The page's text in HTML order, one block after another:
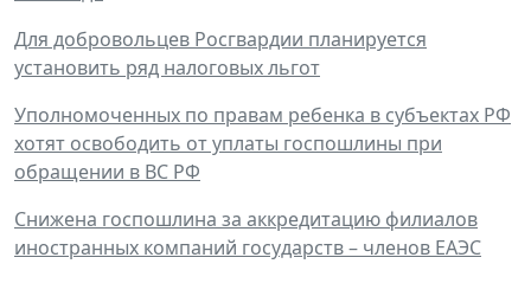
Для добровольцев Росгвардии планируется
установить ряд налоговых льгот
Уполномоченных по правам ребенка в субъектах РФ
хотят освободить от уплаты госпошлины при
обращении в ВС РФ
Снижена госпошлина за аккредитацию филиалов
иностранных компаний государств – членов ЕАЭС